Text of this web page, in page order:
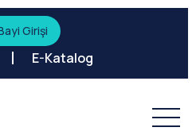
Girişi
E-Katalog